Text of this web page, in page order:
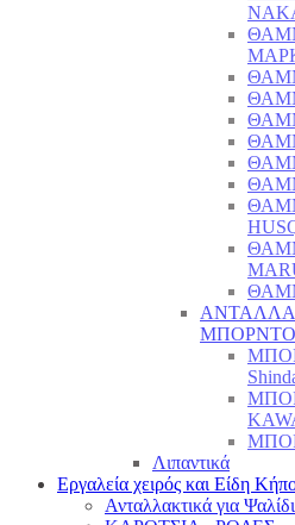
Λιπαντικά
Εργαλεία χειρός και Είδη
Ανταλλακτικά για